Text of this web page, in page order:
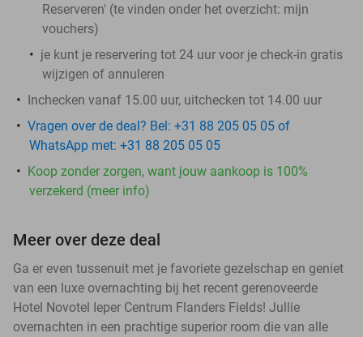
Reserveren' (te vinden onder het overzicht: mijn
vouchers)
je kunt je reservering tot 24 uur voor je check-in gratis
wijzigen of annuleren
Inchecken vanaf 15.00 uur, uitchecken tot 14.00 uur
Vragen over de deal? Bel: +31 88 205 05 05 of
WhatsApp met: +31 88 205 05 05
Koop zonder zorgen, want jouw aankoop is 100%
verzekerd (meer info)
Meer over deze deal
Ga er even tussenuit met je favoriete gezelschap en geniet
van een luxe overnachting bij het recent gerenoveerde
Hotel Novotel Ieper Centrum Flanders Fields! Jullie
overnachten in een prachtige superior room die van alle